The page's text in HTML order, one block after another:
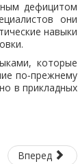
дефицитом
они
навыки
которые
по‑прежнему
в прикладных
Вперед